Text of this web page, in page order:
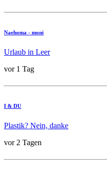
Naehoma - moni
Urlaub in Leer
vor 1 Tag
I & DU
Plastik? Nein, danke
vor 2 Tagen